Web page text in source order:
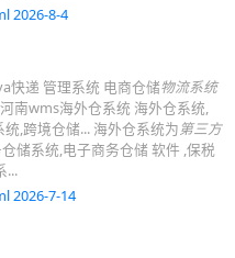
2026-8-4
快递 管理系统 电商仓储物流系统
南wms海外仓系统 海外仓系统,
,跨境仓储... 海外仓系统为第三方
储系统,电子商务仓储 软件 ,保税
...
2026-7-14